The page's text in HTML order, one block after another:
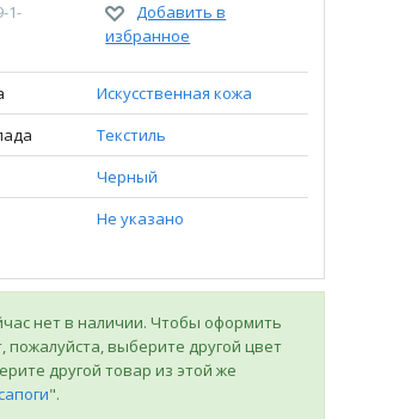
1-
Добавить в
избранное
Искусственная кожа
Текстиль
Черный
Не указано
нет в наличии. Чтобы оформить
пожалуйста, выберите другой цвет
другой товар из этой же
".